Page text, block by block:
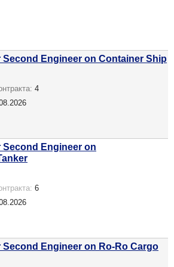
Second Engineer on Container Ship
4
Engineer on
6
Engineer on Ro-Ro Cargo